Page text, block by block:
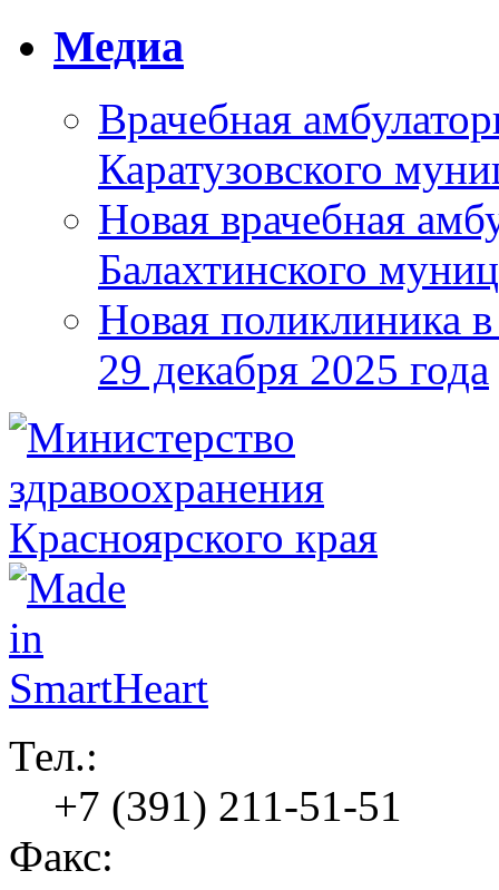
Медиа
Врачебная
Каратузовского
Новая врачебная
Балахтинского
Новая поликлиника
29 декабря 2025 года
Тел.:
+7 (391) 211-51-51
Факс: